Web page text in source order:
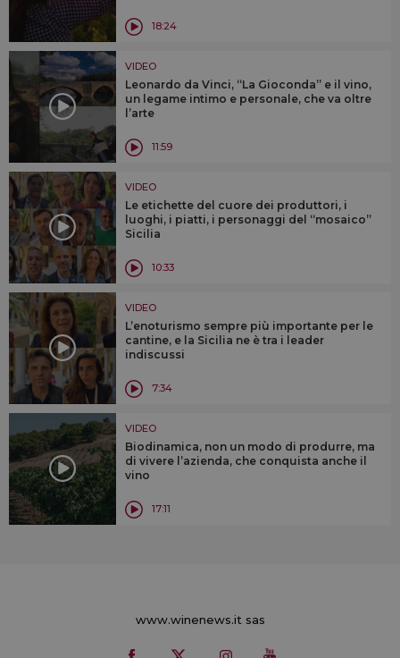
18:24
VIDEO
Leonardo da Vinci, “La Gioconda” e il vino,
un legame intimo e personale, che va oltre
l’arte
11:59
VIDEO
Le etichette del cuore dei produttori, i
luoghi, i piatti, i personaggi del “mosaico”
Sicilia
10:33
VIDEO
L’enoturismo sempre più importante per le
cantine, e la Sicilia ne è tra i leader
indiscussi
7:34
VIDEO
Biodinamica, non un modo di produrre, ma
di vivere l’azienda, che conquista anche il
vino
17:11
www.winenews.it sas